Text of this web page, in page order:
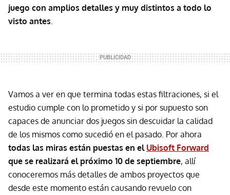
juego con amplios detalles y muy distintos a todo lo
visto antes
Vamos a ver en que termina todas estas filtraciones, si el
estudio cumple con lo prometido y si por supuesto son
capaces de anunciar dos juegos sin descuidar la calidad
de los mismos como sucedió en el pasado. Por ahora
todas las miras están puestas en el Ubisoft Forward
que se realizará el próximo 10 de septiembre, allí
conoceremos más detalles de ambos proyectos que
desde este momento están causando revuelo con